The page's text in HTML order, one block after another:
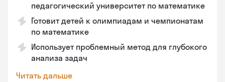
педагогический университет по математике
Готовит детей к олимпиадам и чемпионатам
по математике
Использует проблемный метод для глубокого
анализа задач
Читать дальше